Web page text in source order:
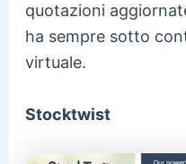
quotazioni
ha sempre sotto
virtuale.
Stocktwist